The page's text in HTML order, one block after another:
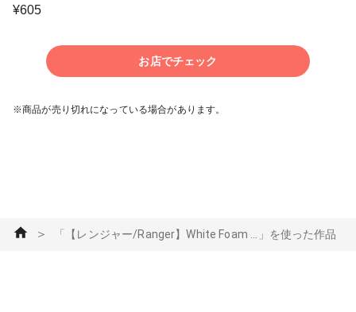
¥605
お店でチェック
※商品が売り切れになっている場合があります。
＞ 「【レンジャー/Ranger】White Foam ...」を使った作品